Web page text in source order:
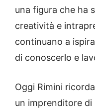
una figura che ha
creatività e
continuano a
di conoscerlo e
Oggi Rimini
un imprenditore di